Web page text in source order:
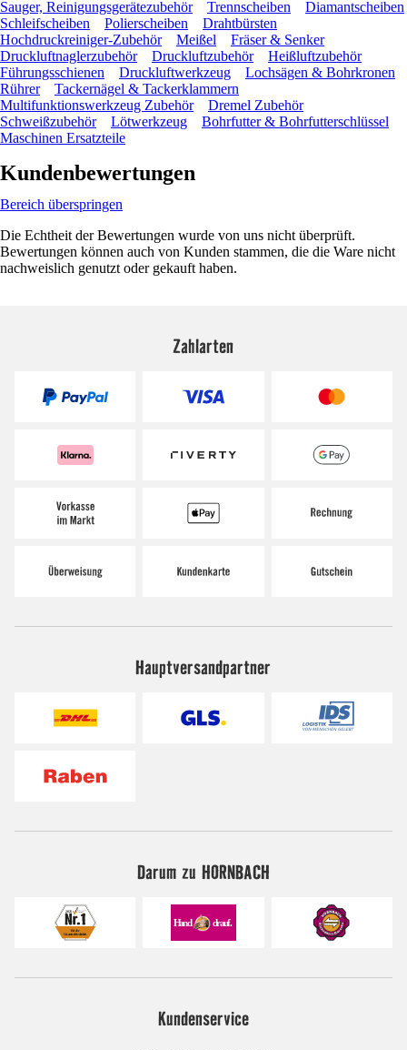
Sauger, Reinigungsgerätezubehör Trennscheiben
Diamantscheiben
Schleifscheiben
Polierscheiben
Drahtbürsten
Hochdruckreiniger-Zubehör
Meißel
Fräser & Senker
Druckluftnaglerzubehör
Druckluftzubehör
Heißluftzubehör
Führungsschienen
Druckluftwerkzeug
Lochsägen & Bohrkronen
Rührer
Tackernägel & Tackerklammern
Multifunktionswerkzeug Zubehör
Dremel Zubehör
Schweißzubehör
Lötwerkzeug
Bohrfutter & Bohrfutterschlüssel
Maschinen Ersatzteile
Kundenbewertungen
Bereich überspringen
Die Echtheit der Bewertungen wurde von uns nicht überprüft.
Bewertungen können auch von Kunden stammen, die die Ware nicht
nachweislich genutzt oder gekauft haben.
Zahlarten
Hauptversandpartner
Darum zu HORNBACH
Kundenservice